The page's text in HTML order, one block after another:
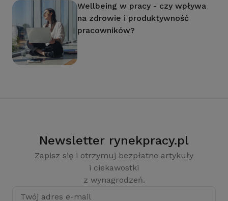
Wellbeing w pracy - czy wpływa
na zdrowie i produktywność
pracowników?
Newsletter rynekpracy.pl
Zapisz się i otrzymuj bezpłatne artykuły
i ciekawostki
z wynagrodzeń.
Twój adres e-mail